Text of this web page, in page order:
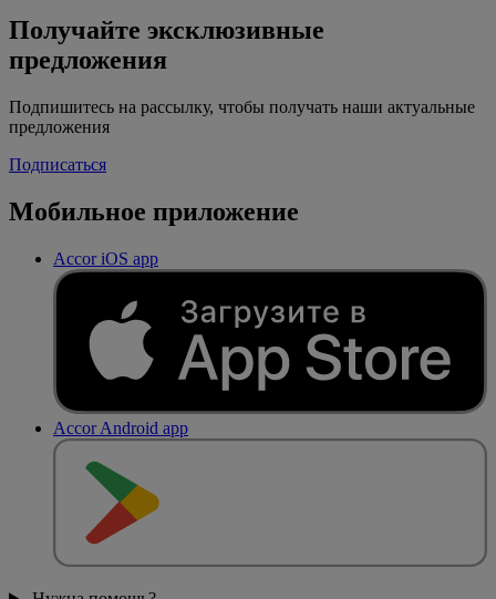
Получайте эксклюзивные
предложения
Подпишитесь на рассылку, чтобы получать наши актуальные
предложения
Подписаться
Мобильное приложение
Accor iOS app
Accor Android app